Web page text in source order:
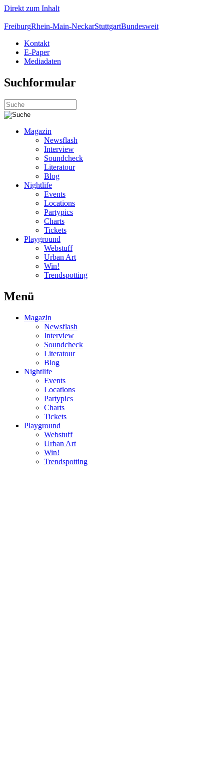
Direkt zum Inhalt
FreiburgRhein-Main-NeckarStuttgartBundesweit
Kontakt
E-Paper
Mediadaten
Suchformular
Magazin
Newsflash
Interview
Soundcheck
Literatour
Blog
Nightlife
Events
Locations
Partypics
Charts
Tickets
Playground
Webstuff
Urban Art
Win!
Trendspotting
Menü
Magazin
Newsflash
Interview
Soundcheck
Literatour
Blog
Nightlife
Events
Locations
Partypics
Charts
Tickets
Playground
Webstuff
Urban Art
Win!
Trendspotting